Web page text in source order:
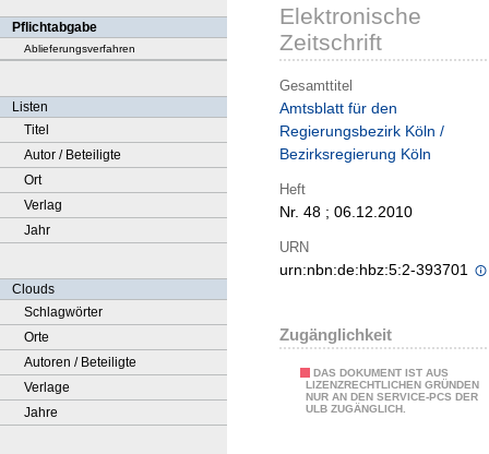
Pflichtabgabe
Ablieferungsverfahren
Listen
Titel
Autor / Beteiligte
Ort
Verlag
Jahr
Clouds
Schlagwörter
Orte
Autoren / Beteiligte
Verlage
Jahre
Elektronische
Zeitschrift
Gesamttitel
Amtsblatt für den
Regierungsbezirk Köln /
Bezirksregierung Köln
Heft
Nr. 48 ; 06.12.2010
URN
urn:nbn:de:hbz:5:2-393701
Zugänglichkeit
DAS DOKUMENT IST AUS
LIZENZRECHTLICHEN GRÜNDEN
NUR AN DEN SERVICE-PCS DER
ULB ZUGÄNGLICH.